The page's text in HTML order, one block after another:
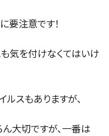
要注意です！
気を付けなくてはいけ
ルスもありますが、
大切ですが、一番は